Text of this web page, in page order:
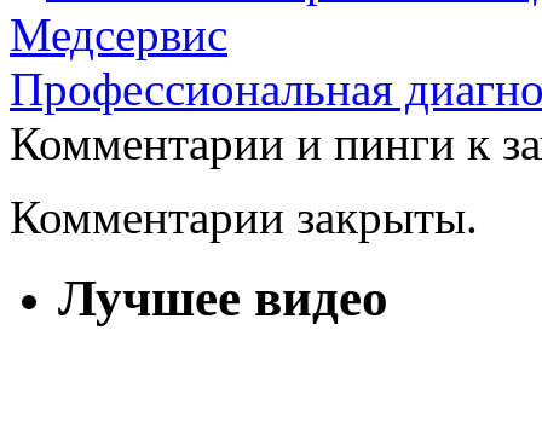
Медсервис
Профессиональная
Комментарии и пинги к
Комментарии закрыты.
Лучшее видео